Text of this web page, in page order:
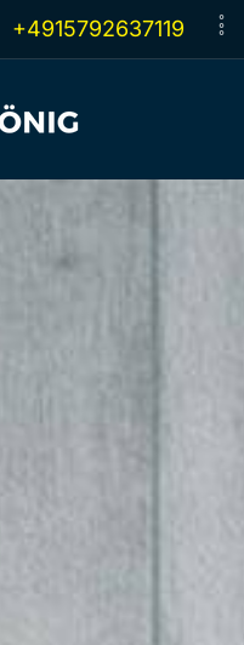
+4915792637119